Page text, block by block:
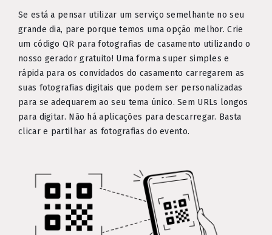
Se está a pensar utilizar um serviço semelhante no seu
grande dia, pare porque temos uma opção melhor. Crie
um código QR para fotografias de casamento utilizando o
nosso gerador gratuito! Uma forma super simples e
rápida para os convidados do casamento carregarem as
suas fotografias digitais que podem ser personalizadas
para se adequarem ao seu tema único. Sem URLs longos
para digitar. Não há aplicações para descarregar. Basta
clicar e partilhar as fotografias do evento.